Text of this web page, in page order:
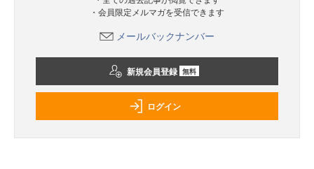
・会員限定メルマガを受信できます
メールバックナンバー
新規会員登録 無料
ログイン